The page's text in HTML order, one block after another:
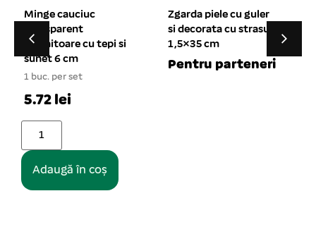
Zgarda piele cu guler
si decorata cu strasuri
1,5×35 cm
Pentru parteneri
Lesa impletita cu
zgarda strangulanta
3*120 cm
1 buc. per set